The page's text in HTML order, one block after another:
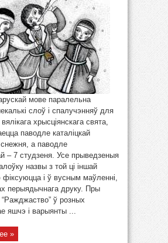
мове паралельна
слоў і спалучэнняў для
хрысціянскага свята,
паводле каталіцкай
а паводле
– 7 студзеня. Усе прыведзеныя
назвы з той ці іншай
і ў вусным маўленні,
перыядычнага друку. Пры
ў розных
яшчэ і варыянты ...
»